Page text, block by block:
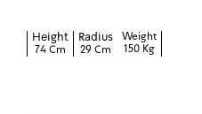
Height
74 Cm
Radius
29 Cm
Weight
150 Kg